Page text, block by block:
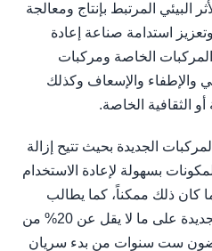
البيئي المرتبط بإنتاج ومعالجة
استدامة صناعة إعادة
المركبات الخاصة ومركبات
والإطفاء والإسعاف وكذلك
أو الثقافية الخاصة.
الجديدة بحيث تتيح إزالة
بسهولة لإعادة الاستخدام
كان ذلك ممكناً، كما يطالب
النواب بأن تحتوي السيارات الجديدة على ما لا يقل عن 20% من
غضون ست سنوات من بدء سريان